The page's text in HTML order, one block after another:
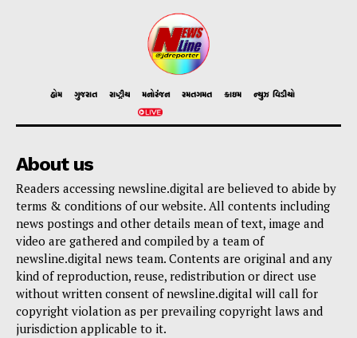
હોમ ગુજરાત રાષ્ટ્રીય મનોરંજન રમતગમત ક્રાઇમ ન્યુઝ વિડીયો
About us
Readers accessing newsline.digital are believed to abide by
terms & conditions of our website. All contents including
news postings and other details mean of text, image and
video are gathered and compiled by a team of
newsline.digital news team. Contents are original and any
kind of reproduction, reuse, redistribution or direct use
without written consent of newsline.digital will call for
copyright violation as per prevailing copyright laws and
jurisdiction applicable to it.